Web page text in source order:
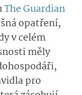
The Guardian
opatření,
v celém
měly
pro